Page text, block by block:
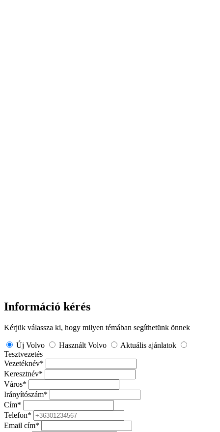
Információ kérés
Kérjük válassza ki, hogy milyen témában segíthetünk önnek
Új Volvo Használt Volvo
Aktuális ajánlatok
Tesztvezetés
Vezetéknév*
Keresztnév*
Város*
Irányítószám*
Cím*
Telefon*
Email cím*